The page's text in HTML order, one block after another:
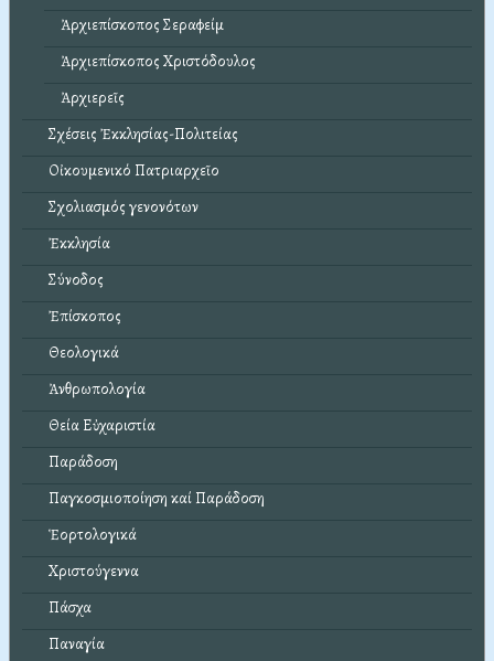
Ἀρχιεπίσκοπος Σεραφείμ
Ἀρχιεπίσκοπος Χριστόδουλος
Ἀρχιερεῖς
Σχέσεις Ἐκκλησίας-Πολιτείας
Οἰκουμενικό Πατριαρχεῖο
Σχολιασμός γενονότων
Ἐκκλησία
Σύνοδος
Ἐπίσκοπος
Θεολογικά
Ἀνθρωπολογία
Θεία Εὐχαριστία
Παράδοση
Παγκοσμιοποίηση καί Παράδοση
Ἑορτολογικά
Χριστούγεννα
Πάσχα
Παναγία